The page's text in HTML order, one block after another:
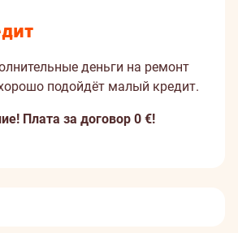
деньги на ремонт
подойдёт малый кредит.
Плата за договор 0 €!